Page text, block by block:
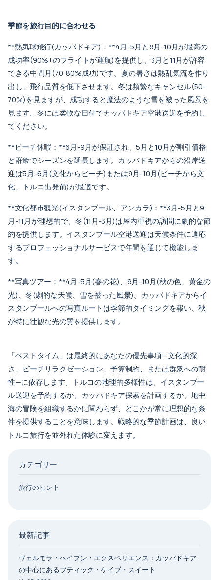
季節を旅行目的に合わせる
**熱気球飛行(カッパドキア)：**4月-5月と9月-10月が最高の
成功率(90%+のフライトが運航)を提供し、3月と11月が許容
できる中間月(70-80%成功)です。夏の暑さは熱乱気流を作り
出し、飛行品質を低下させます。冬は頻繁なキャンセル(50-
70%)を見ますが、成功すると魔法のような雪を被った風景を
見ます。冬には柔軟な日付でカッパドキア空港送迎を予約し
てください。
**ビーチ休暇：**6月-9月が保証され、5月と10月が割引価格
と群衆でシーズンを延長します。 カッパドキアからの沿岸送
迎は5月-6月(文化からビーチ)または9月-10月(ビーチから文
化、トルコ出発前)が最適です。
**文化都市観光(イスタンブール、アンカラ)：**3月-5月と9
月-11月が理想的で、冬(11月-3月)は屋内重視の訪問に劇的な節
約を提供します。 イスタンブール空港送迎は天候条件に適応
するプロフェッショナルサービスで年間を通じて機能しま
す。
**写真ツアー：**4月-5月(春の花)、9月-10月(秋の色、黄金の
光)、冬(劇的な天候、雪を被った風景)。 カッパドキアからイ
スタンブールへの写真ルートは季節的タイミングを報い、秋
が特に壮観な光の質を提供します。
「ベストタイム」は最終的にあなたの優先事項—文化的深
さ、ビーチリラクゼーション、予算制約、または群衆への耐
性—に依存します。トルコの地理的多様性は、 イスタンブー
ル送迎を予約するか、 カッパドキア探索を計画するか、 地中
海の冒険を組織するかに関わらず、どこかが常に理想的な条
件を提供することを意味します。戦略的な季節計画は、良い
トルコ旅行を並外れた体験に変えます。
カテゴリー
旅行のヒント
最新記事
ヴェルモラ・ヘイブン・エクスペリエンス：カッパドキア
の中心にあるブティック・ケイブ・スイート